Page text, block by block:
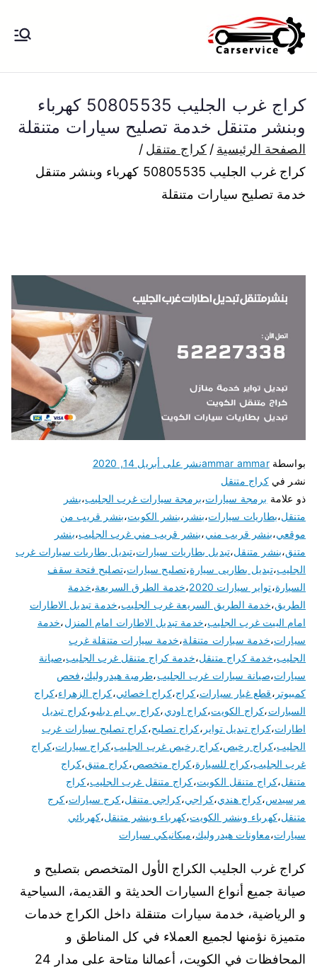
إلى
المحتوى
الكويت
بنشر متنقل الكويت كهرباء وبنشر تبديل
بارخص الاسعار
كراج غرب الجليب 50805535 كهرباء
وبنشر متنقل خدمة تصليح سيارات متنقلة
الصفحة الرئيسية
كراج متنقل
كراج غرب الجليب 50805535 كهرباء وبنشر متنقل
خدمة تصليح سيارات متنقلة
بواسطةammar ammarنشر على أبريل 14, 2020
نشر فيكراج متنقل
ذو علامة برمجة سيارات،برمجة سيارات غرب الجليب،بشر
متنقل،بطاريات سيارات،بنشر ،بنشر الكويت،بنشر قريب من
موقعي،بنشر قريب مني،بنشر قريب مني غرب الجليب،بنشر
متنق،بنشر متنقل،تبديل بطاريات سيارات،تبديل بطاريات سيارات غرب
الجليب،تبديل بطاريى سيارة،تصليح سيارات،تصليح فتحة سقف
السيارة،تواير سيارات 2020 ،خدمة الطرق السريعة،خدمة
الطريق،خدمة الطريق السريعة غرب الجليب،خدمة تبديل الاطارات
امام البيت غرب الجليب،خدمة تبديل الاطارات امام المنزل،خدمة
سيارات،خدمة سيارات متنقلة،خدمة سيارات متنقلة غرب
الجليب،خدمة كراج متنقل،خدمة كراج متنقل غرب الجليب،صيانة
سيارات،صيانة سيارات غرب الجليب،طرمبة هيدروليك،فحص
كمبيوتر ،قطع غيار سيارات،كراج،كراج اخصائي،كراج الزهراء،كراج
السيارات،كراج الكويت،كراج اودي،كراج بي ام دبليو،كراج تبديل
اطارات،كراج تبديل تواير ،كراج تصليح،كراج تصليح سيارات غرب
الجليب،كراج رخيص،كراج رخيص غرب الجليب،كراج سيارات،كراج
غرب الجليب،كراج للسيارة،كراج متخصص،كراج متنق،كراج
متنقل،كراج متنقل الكويت،كراج متنقل غرب الجليب،كراج
مرسيدس،كراج هندي،كراجي،كراجي متنقل،كرج سيارات،كرج
متنقل،كهرباء وبنشر الكويت،كهرباء وبنشر متنقل،كهربائي
سيارات،معاونات هيدروليك،ميكانيكي سيارات
كراج غرب الجليب الكراج الأول المتخصص بتصليح و
صيانة جميع أنواع السيارات الحديثة و القديمة، السياحية
و الرياضية، خدمة سيارات متنقلة داخل الكراج خدمات
متميزة نؤمنها لجميع العملاء في كل المناطق و
المحافظات في الكويت، أعمالنا متاحة على مدار 24